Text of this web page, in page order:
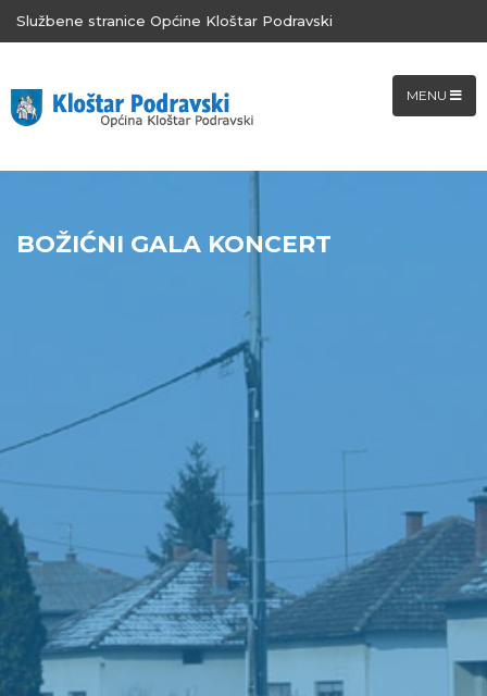
Službene stranice Općine Kloštar Podravski
MENU
BOŽIĆNI GALA KONCERT